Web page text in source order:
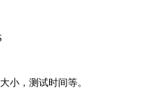
小，测试时间等。